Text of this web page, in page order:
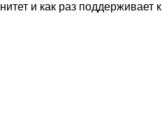
и как раз поддерживает